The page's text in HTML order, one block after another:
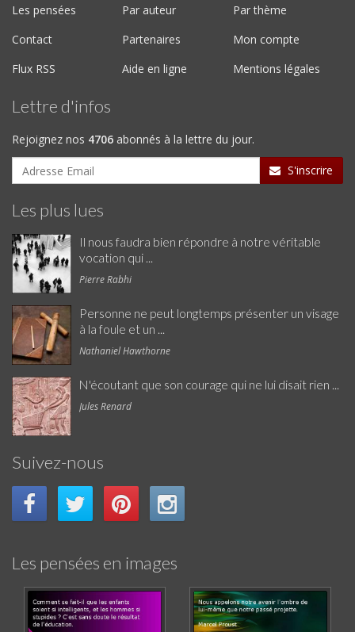
Les pensées
Par auteur
Par thème
Contact
Partenaires
Mon compte
Flux RSS
Aide en ligne Mentions légales
Lettre d'infos
Rejoignez nos 4706 abonnés à la lettre du jour.
S'inscrire
Les plus lues
Il nous faudra bien répondre à notre véritable
vocation qui ...
Pierre Rabhi
Personne ne peut longtemps présenter un visage
à la foule et un ...
Nathaniel Hawthorne
N'écoutant que son courage qui ne lui disait rien ...
Jules Renard
Suivez-nous
Les pensées en images